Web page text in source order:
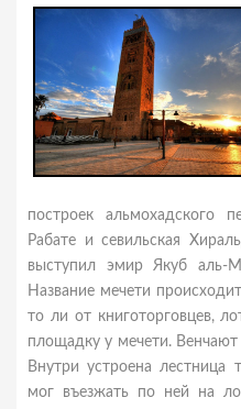
построек альмохадского
Рабате и севильская
выступил эмир Якуб аль-
Название мечети
то ли от книготорговцев,
площадку у мечети.
Внутри устроена
мог въезжать по ней на